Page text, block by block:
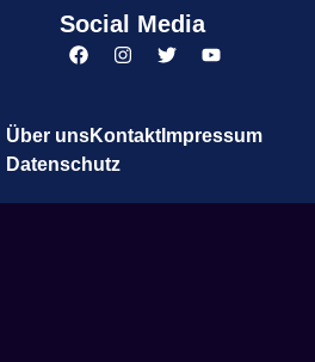
Social Media
Über unsKontaktImpressum
Datenschutz